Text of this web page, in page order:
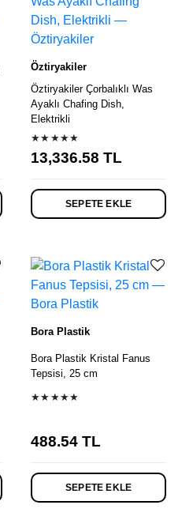
Öztiryakiler
Öztiryakiler Çorbalıklı Was
Ayaklı Chafing Dish,
Elektrikli
★★★★★
13,336.58 TL
SEPETE EKLE
Bora Plastik
Bora Plastik Kristal Fanus
Tepsisi, 25 cm
★★★★★
488.54 TL
SEPETE EKLE